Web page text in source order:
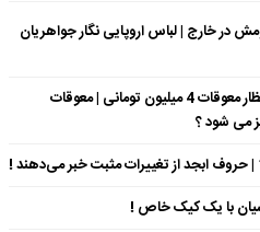
خارج | لباس اروپایی نگار جواهریان
بازنشستگان تامین اجتماعی چشم انتظار معوقات 4 میلیون تومانی | معوقات
می شود ؟
با یک کیک خاص !